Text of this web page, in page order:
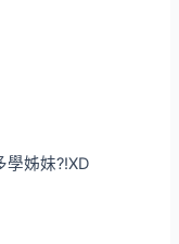
姊妹?!XD